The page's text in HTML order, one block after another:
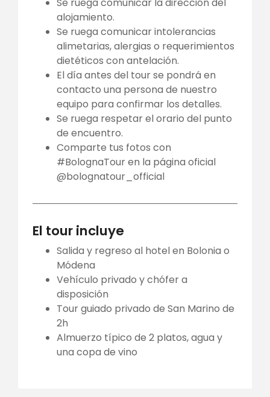
alojamiento.
Se ruega comunicar intolerancias
alimetarias, alergias o requerimientos
dietéticos con antelación.
El día antes del tour se pondrá en
contacto una persona de nuestro
equipo para confirmar los detalles.
Se ruega respetar el orario del punto
de encuentro.
Comparte tus fotos con
#BolognaTour en la página oficial
@bolognatour_official
El tour incluye
Salida y regreso al hotel en Bolonia o
Módena
Vehículo privado y chófer a
disposición
Tour guiado privado de San Marino de
2h
Almuerzo típico de 2 platos, agua y
una copa de vino